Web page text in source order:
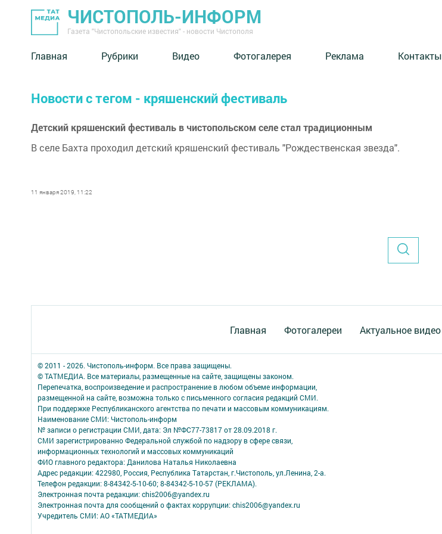
ЧИСТОПОЛЬ-ИНФОРМ
Газета "Чистопольские известия" - новости Чистополя
Главная Рубрики Видео Фотогалерея Реклама Контакты
Новости с тегом - кряшенский фестиваль
Детский кряшенский фестиваль в чистопольском селе стал традиционным
В селе Бахта проходил детский кряшенский фестиваль "Рождественская звезда".
11 января 2019, 11:22
Главная Фотогалереи Актуальное видео
© 2011 - 2026. Чистополь-информ. Все права защищены.
© ТАТМЕДИА. Все материалы, размещенные на сайте, защищены законом.
Перепечатка, воспроизведение и распространение в любом объеме информации,
размещенной на сайте, возможна только с письменного согласия редакций СМИ.
При поддержке Республиканского агентства по печати и массовым коммуникациям.
Наименование СМИ: Чистополь-информ
№ записи о регистрации СМИ, дата: Эл №ФС77-73817 от 28.09.2018 г.
СМИ зарегистрированно Федеральной службой по надзору в сфере связи,
информационных технологий и массовых коммуникаций
ФИО главного редактора: Данилова Наталья Николаевна
Адрес редакции: 422980, Россия, Республика Татарстан, г.Чистополь, ул.Ленина, 2-а.
Телефон редакции: 8-84342-5-10-60; 8-84342-5-10-57 (РЕКЛАМА).
Электронная почта редакции: chis2006@yandex.ru
Электронная почта для сообщений о фактах коррупции: chis2006@yandex.ru
Учредитель СМИ: АО «ТАТМЕДИА»